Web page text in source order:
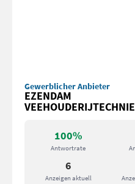
Gewerblicher Anbieter
EZENDAM
100%
Antwortrate
6
Anzeigen aktuell